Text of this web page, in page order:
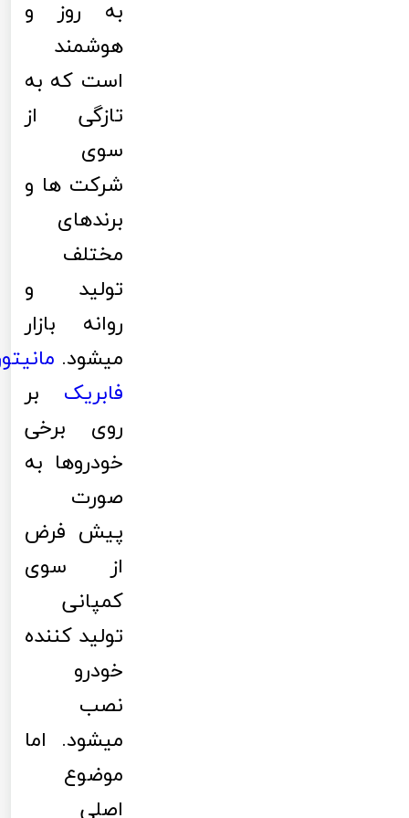
به روز و
هوشمند
است که به
تازگی از
سوی
شرکت ها و
برندهای
مختلف
تولید و
روانه بازار
میشود.
فابریک بر
روی برخی
خودروها به
صورت
پیش فرض
از سوی
کمپانی
تولید کننده
خودرو
نصب
میشود. اما
موضوع
اصلی